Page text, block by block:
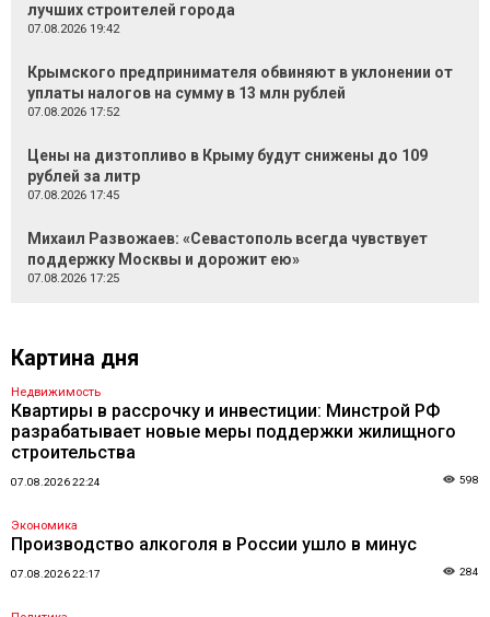
лучших строителей города
07.08.2026 19:42
Крымского предпринимателя обвиняют в уклонении от
уплаты налогов на сумму в 13 млн рублей
07.08.2026 17:52
Цены на дизтопливо в Крыму будут снижены до 109
рублей за литр
07.08.2026 17:45
Михаил Развожаев: «Севастополь всегда чувствует
поддержку Москвы и дорожит ею»
07.08.2026 17:25
Картина дня
Недвижимость
Квартиры в рассрочку и инвестиции: Минстрой РФ
разрабатывает новые меры поддержки жилищного
строительства
07.08.2026 22:24 598
Экономика
Производство алкоголя в России ушло в минус
07.08.2026 22:17 284